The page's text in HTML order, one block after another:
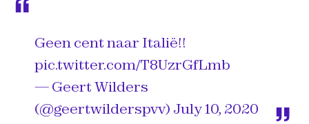
Geen cent naar Italië!!
pic.twitter.com/T8UzrGfLmb
— Geert Wilders
(@geertwilderspvv) July 10, 2020